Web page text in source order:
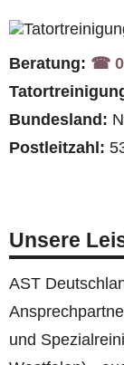
Beratung: ☎︎
Bundesland:
Postleitzahl:
Unsere
AST
und